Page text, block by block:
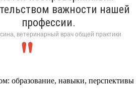
важности нашей
профессии.
ветеринарный врач общей практики